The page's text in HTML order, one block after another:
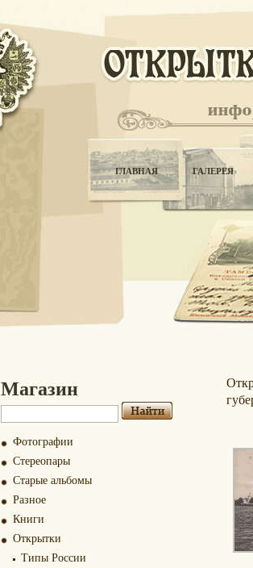
ГЛАВНАЯ ГАЛЕРЕЯ
Магазин
Фотографии
Стереопары
Старые альбомы
Разное
Книги
Открытки
Типы России